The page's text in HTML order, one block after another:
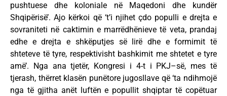
pushtuese dhe koloniale në Maqedoni dhe kundër
Shqipërisë’. Ajo kërkoi që ‘t’i njihet çdo populli e drejta e
sovraniteti në caktimin e marrëdhënieve të veta, prandaj
edhe e drejta e shkëputjes së lirë dhe e formimit të
shteteve të tyre, respektivisht bashkimit me shtetet e tyre
amë’. Nga ana tjetër, Kongresi i 4-t i PKJ–së, mes të
tjerash, thërret klasën punëtore jugosllave që ‘ta ndihmojë
nga të gjitha anët luftën e popullit shqiptar të copëtuar